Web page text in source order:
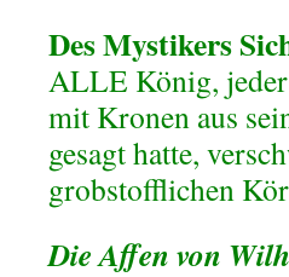
Des Mystikers
ALLE König,
mit Kronen aus
gesagt hatte,
grobstofflichen
Die Affen von